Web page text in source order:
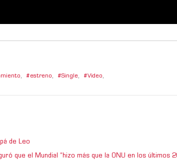
, estreno, Single, Video,
de Leo
que el Mundial “hizo más que la ONU en los últimos